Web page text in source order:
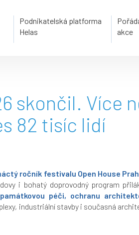
Podnikatelská platforma
Helas
akce
skončil. Více
82 tisíc lidí
ročník festivalu Open House
i bohatý doprovodný program
péči, ochranu
industriální stavby i současná